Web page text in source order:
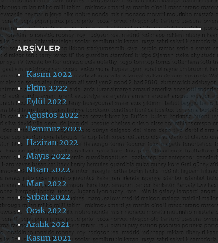
ARŞIVLER
Kasım 2022
Ekim 2022
Eylül 2022
Ağustos 2022
Temmuz 2022
Haziran 2022
Mayıs 2022
Nisan 2022
Mart 2022
Şubat 2022
Ocak 2022
Aralık 2021
Kasım 2021